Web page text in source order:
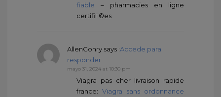
fiable – pharmacies en ligne
certifiГ©es
AllenGonry says :Accede para
responder
mayo 31, 2024 at 10:30 pm
Viagra pas cher livraison rapide
france: Viagra sans ordonnance